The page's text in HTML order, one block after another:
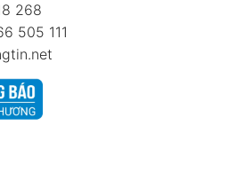
268
505 111